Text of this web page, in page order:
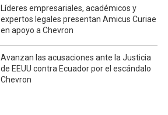
Líderes empresariales, académicos y
expertos legales presentan Amicus Curiae
en apoyo a Chevron
Avanzan las acusaciones ante la Justicia
de EEUU contra Ecuador por el escándalo
Chevron